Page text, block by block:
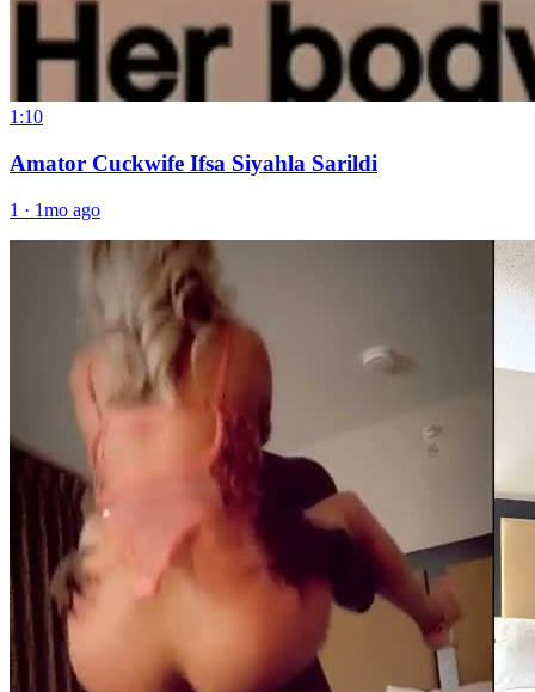
1:10
Amator Cuckwife Ifsa Siyahla Sarildi
1 · 1mo ago